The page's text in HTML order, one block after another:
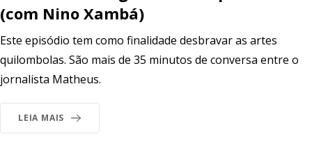
(com Nino Xambá)
Este episódio tem como finalidade desbravar as artes
quilombolas. São mais de 35 minutos de conversa entre o
jornalista Matheus.
LEIA MAIS